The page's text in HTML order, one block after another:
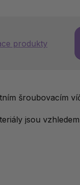
produkty
šroubovacím
jsou